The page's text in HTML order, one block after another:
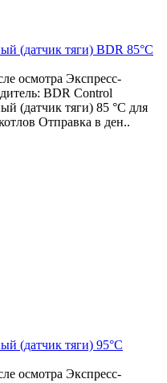
(датчик тяги) BDR 85°C
осмотра Экспресс-
BDR Control
(датчик тяги) 85 °C для
Отправка в ден..
(датчик тяги) 95°C
осмотра Экспресс-